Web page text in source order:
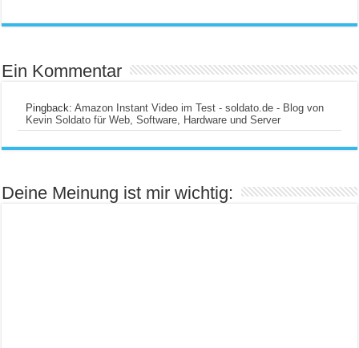
Ein Kommentar
Pingback:Amazon Instant Video im Test - soldato.de - Blog von
Kevin Soldato für Web, Software, Hardware und Server
Deine Meinung ist mir wichtig: